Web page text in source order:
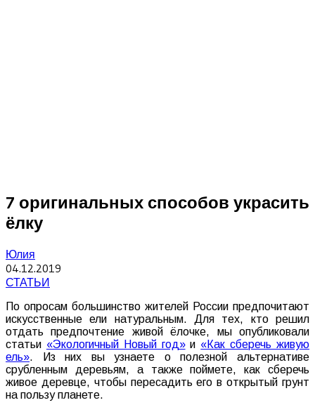
7 оригинальных способов украсить
ёлку
Юлия
04.12.2019
СТАТЬИ
По опросам большинство жителей России предпочитают
искусственные ели натуральным. Для тех, кто решил
отдать предпочтение живой ёлочке, мы опубликовали
статьи «Экологичный Новый год»и «Как сберечь живую
ель». Из них вы узнаете о полезной альтернативе
срубленным деревьям, а также поймете, как сберечь
живое деревце, чтобы пересадить его в открытый грунт
на пользу планете.